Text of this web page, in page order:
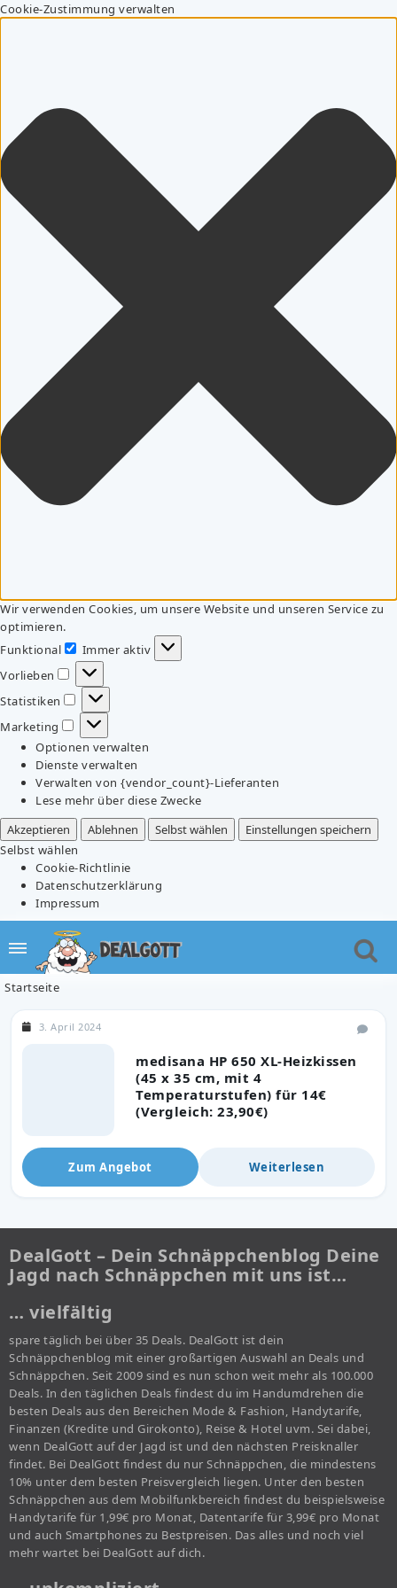
Cookie-Zustimmung verwalten
Wir verwenden Cookies, um unsere Website und unseren Service zu
optimieren.
Funktional
Funktional
Immer aktiv
Vorlieben
Vorlieben
Statistiken
Statistiken
Marketing
Marketing
Optionen verwalten
Dienste verwalten
Verwalten von {vendor_count}-Lieferanten
Lese mehr über diese Zwecke
Akzeptieren
Ablehnen Selbst wählen
Einstellungen speichern
Selbst wählen
Cookie-Richtlinie
Datenschutzerklärung
Impressum
Startseite
medisana HP 650 XL-Heizkissen
(45 x 35 cm, mit 4
Temperaturstufen) für 14€
(Vergleich: 23,90€)
3. April 2024
Zum Angebot Weiterlesen
DealGott – Dein Schnäppchenblog Deine
Jagd nach Schnäppchen mit uns ist…
… vielfältig
spare täglich bei über 35 Deals. DealGott ist dein
Schnäppchenblog mit einer großartigen Auswahl an Deals und
Schnäppchen. Seit 2009 sind es nun schon weit mehr als 100.000
Deals. In den täglichen Deals findest du im Handumdrehen die
besten Deals aus den Bereichen Mode & Fashion, Handytarife,
Finanzen (Kredite und Girokonto), Reise & Hotel uvm. Sei dabei,
wenn DealGott auf der Jagd ist und den nächsten Preisknaller
findet. Bei DealGott findest du nur Schnäppchen, die mindestens
10% unter dem besten Preisvergleich liegen. Unter den besten
Schnäppchen aus dem Mobilfunkbereich findest du beispielsweise
Handytarife für 1,99€ pro Monat, Datentarife für 3,99€ pro Monat
und auch Smartphones zu Bestpreisen. Das alles und noch viel
mehr wartet bei DealGott auf dich.